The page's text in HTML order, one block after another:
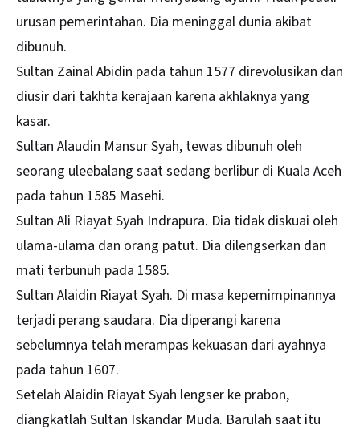
urusan pemerintahan. Dia meninggal dunia akibat
dibunuh.
Sultan Zainal Abidin pada tahun 1577 direvolusikan dan
diusir dari takhta kerajaan karena akhlaknya yang
kasar.
Sultan Alaudin Mansur Syah, tewas dibunuh oleh
seorang uleebalang saat sedang berlibur di Kuala Aceh
pada tahun 1585 Masehi.
Sultan Ali Riayat Syah Indrapura. Dia tidak diskuai oleh
ulama-ulama dan orang patut. Dia dilengserkan dan
mati terbunuh pada 1585.
Sultan Alaidin Riayat Syah. Di masa kepemimpinannya
terjadi perang saudara. Dia diperangi karena
sebelumnya telah merampas kekuasan dari ayahnya
pada tahun 1607.
Setelah Alaidin Riayat Syah lengser ke prabon,
diangkatlah Sultan Iskandar Muda. Barulah saat itu